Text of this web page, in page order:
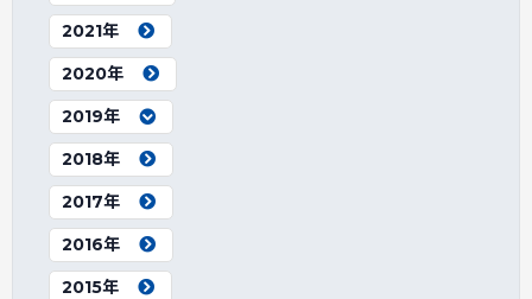
2021年
2020年
2019年
2018年
2017年
2016年
2015年